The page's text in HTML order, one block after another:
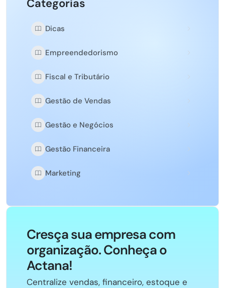
Categorias
Dicas
Empreendedorismo
Fiscal e Tributário
Gestão de Vendas
Gestão e Negócios
Gestão Financeira
Marketing
Cresça sua empresa com
organização. Conheça o
Actana!
Centralize vendas, financeiro, estoque e